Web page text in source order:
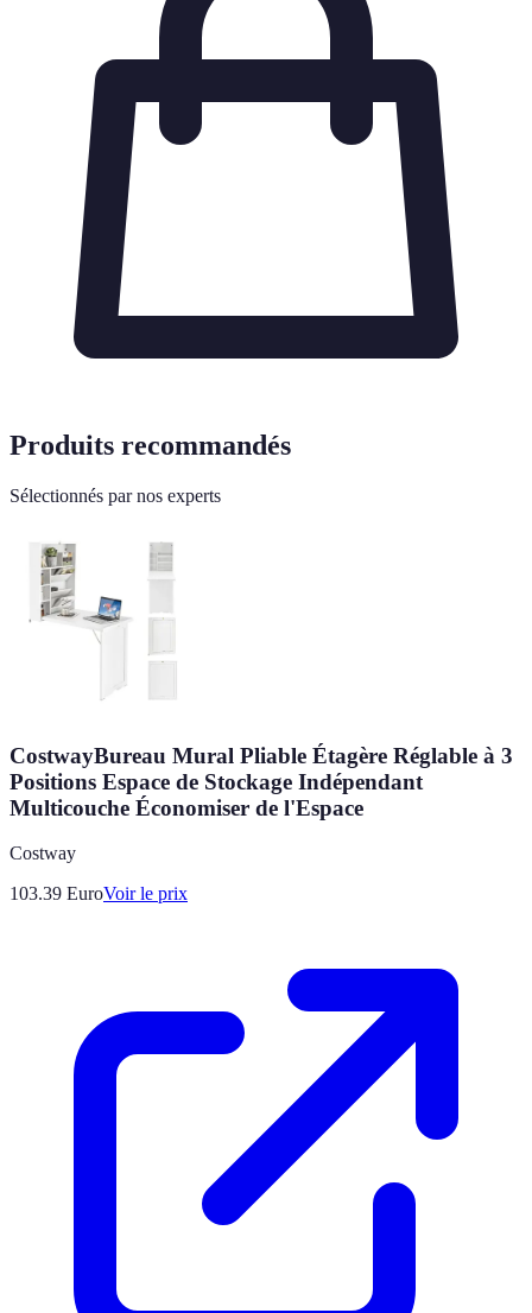
Produits recommandés
Sélectionnés par nos experts
CostwayBureau Mural Pliable Étagère Réglable à 3
Positions Espace de Stockage Indépendant
Multicouche Économiser de l'Espace
Costway
103.39 EuroVoir le prix